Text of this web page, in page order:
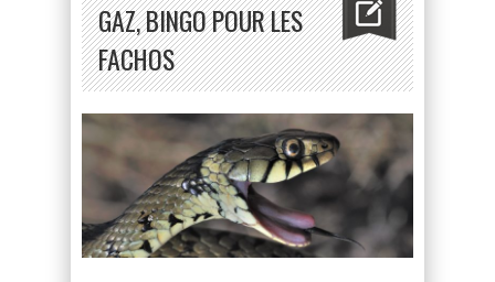
GAZ, BINGO POUR LES
FACHOS